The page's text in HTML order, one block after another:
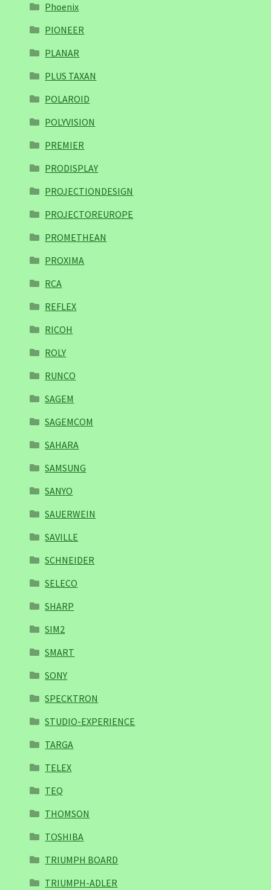
Phoenix
PIONEER
PLANAR
PLUS TAXAN
POLAROID
POLYVISION
PREMIER
PRODISPLAY
PROJECTIONDESIGN
PROJECTOREUROPE
PROMETHEAN
PROXIMA
RCA
REFLEX
RICOH
ROLY
RUNCO
SAGEM
SAGEMCOM
SAHARA
SAMSUNG
SANYO
SAUERWEIN
SAVILLE
SCHNEIDER
SELECO
SHARP
SIM2
SMART
SONY
SPECKTRON
STUDIO-EXPERIENCE
TARGA
TELEX
TEQ
THOMSON
TOSHIBA
TRIUMPH BOARD
TRIUMPH-ADLER